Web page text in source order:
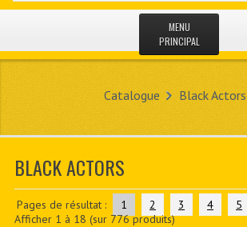
MENU
PRINCIPAL
MON COPTE
PDF BOOKS
Catalogue Black Actors
BLACK ACTORS
Pages de résultat : 1 2 3 4 5
Afficher 1 à 18 (sur 776produits)